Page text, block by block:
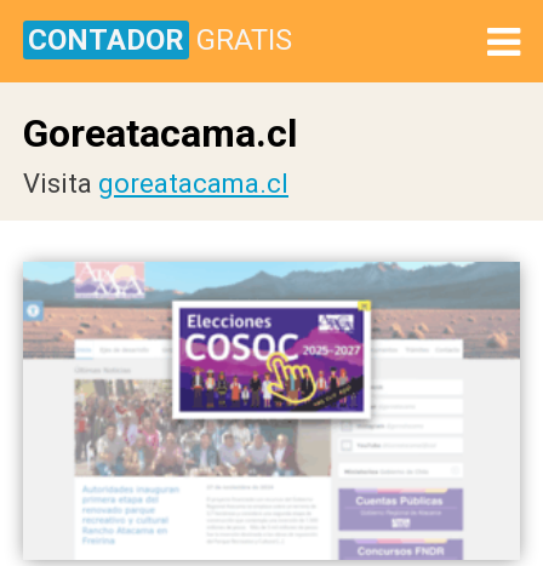
CONTADOR GRATIS
Goreatacama.cl
Visita goreatacama.cl